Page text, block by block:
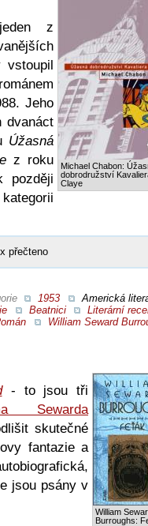
Michael Chabon:
dobrodružství
Claye
z
vstoupil
Jeho
dvanáct
Úžasná
z roku
později
přečteno
1953
Americká
Beatnici
Literární
William Seward
William
Burroughs:
- to jsou tři
Sewarda
skutečné
fantazie a
jsou psány v